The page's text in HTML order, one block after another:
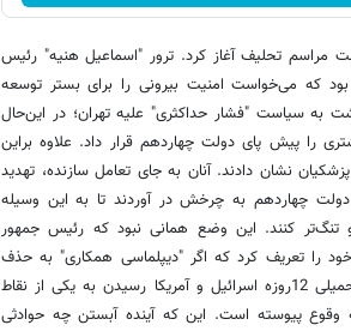
مراسم تحلیف آغاز کرد. ترور "اسماعیل هنیه" رئیس
که می‌خواست امنیت بیرونی را برای بستر توسعه
به سیاست "فشار حداکثری" علیه تهران؛ در این‌حال
را پیش پای دولت چهاردهم قرار داد. علاوه براین
نشان دادند. آنان به جای تعامل سازنده، تهدید
چهاردهم به چرخش در آوردند تا به این وسیله
تنگ‌تر کنند. این وضع همانی نبود که رئیس جمهور
را تعریف کرد که اگر "دیپلماسی همکاری" به حذف
"دشمنی‌ها" نمی‌انجامد، اما می‌تواند از تأثیر آن بکاهد. جنگ تحمیلی 12روزه اسرائیل و آمریکا رسیدن به یکی از نقاط
وقوع پیوسته است. این که آینده آبستن چه حوادثی